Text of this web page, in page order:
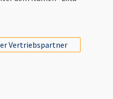
Vertriebspartner